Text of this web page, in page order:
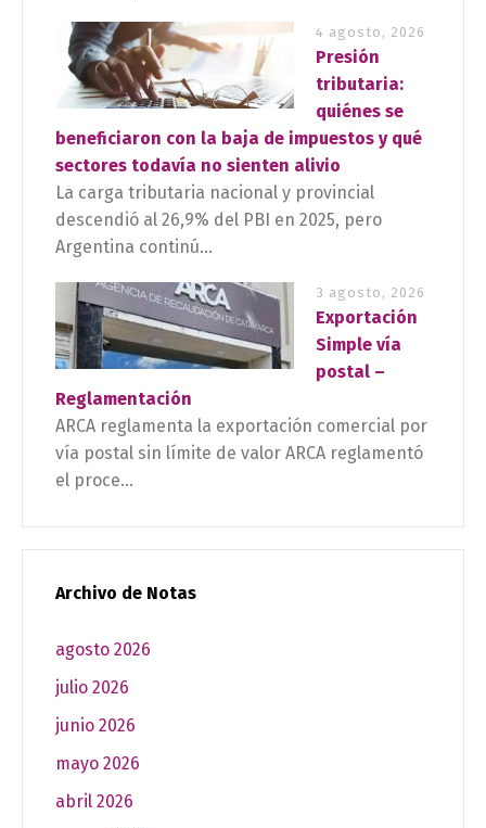
4 agosto, 2026
Presión
tributaria:
quiénes se
beneficiaron con la baja de impuestos y qué
sectores todavía no sienten alivio
La carga tributaria nacional y provincial
descendió al 26,9% del PBI en 2025, pero
Argentina continú...
3 agosto, 2026
Exportación
Simple vía
postal –
Reglamentación
ARCA reglamenta la exportación comercial por
vía postal sin límite de valor ARCA reglamentó
el proce...
Archivo de Notas
agosto 2026
julio 2026
junio 2026
mayo 2026
abril 2026